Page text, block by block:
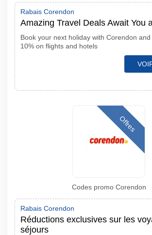
Rabais Corendon
Amazing Travel Deals Await You
Book your next holiday with Corendon
10% on flights and hotels
Offres
Codes promo Corendon
Rabais Corendon
Réductions exclusives sur les
séjours